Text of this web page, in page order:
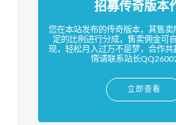
招募传奇版本
您在本站发布的传奇版本，其售卖
定的比例进行分成，售卖佣金可
现，轻松月入过万不是梦，合作共
情请联系站长
立即查看